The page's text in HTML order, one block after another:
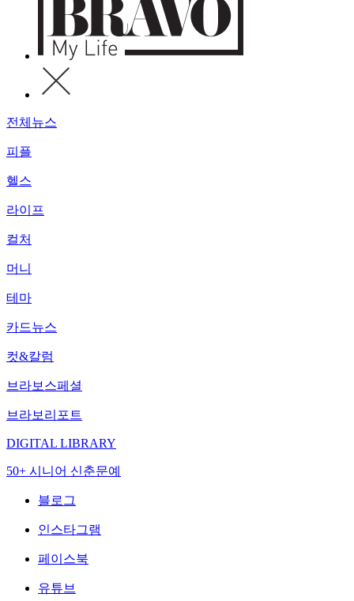
전체뉴스
피플
헬스
라이프
컬처
머니
테마
카드뉴스
컷&칼럼
브라보스페셜
브라보리포트
DIGITAL LIBRARY
50+ 시니어 신춘문예
블로그
인스타그램
페이스북
유튜브